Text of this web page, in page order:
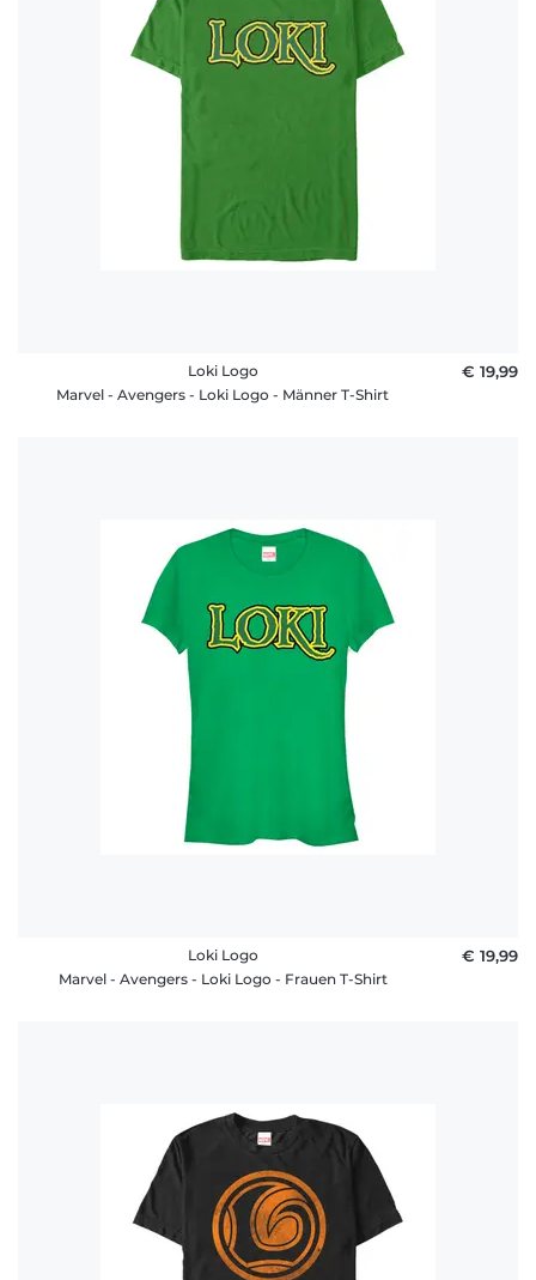
Loki Logo
Marvel - Avengers - Loki Logo - Männer T-Shirt
€ 19,99
Loki Logo
Marvel - Avengers - Loki Logo - Frauen T-Shirt
€ 19,99